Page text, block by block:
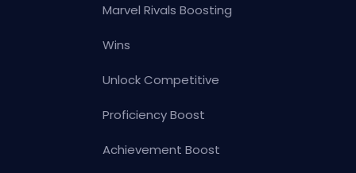
Marvel Rivals Boosting
Wins
Unlock Competitive
Proficiency Boost
Achievement Boost